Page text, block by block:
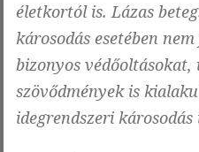
életkortól is. Lázas
károsodás esetében
bizonyos védőoltásokat,
szövődmények is
idegrendszeri